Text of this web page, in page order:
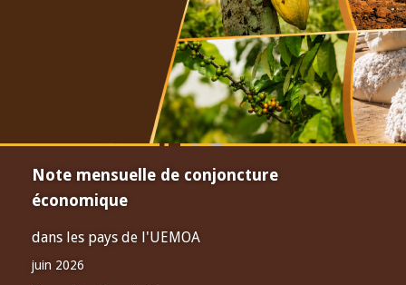
Note mensuelle de conjoncture
économique
dans les pays de l'UEMOA
juin 2026